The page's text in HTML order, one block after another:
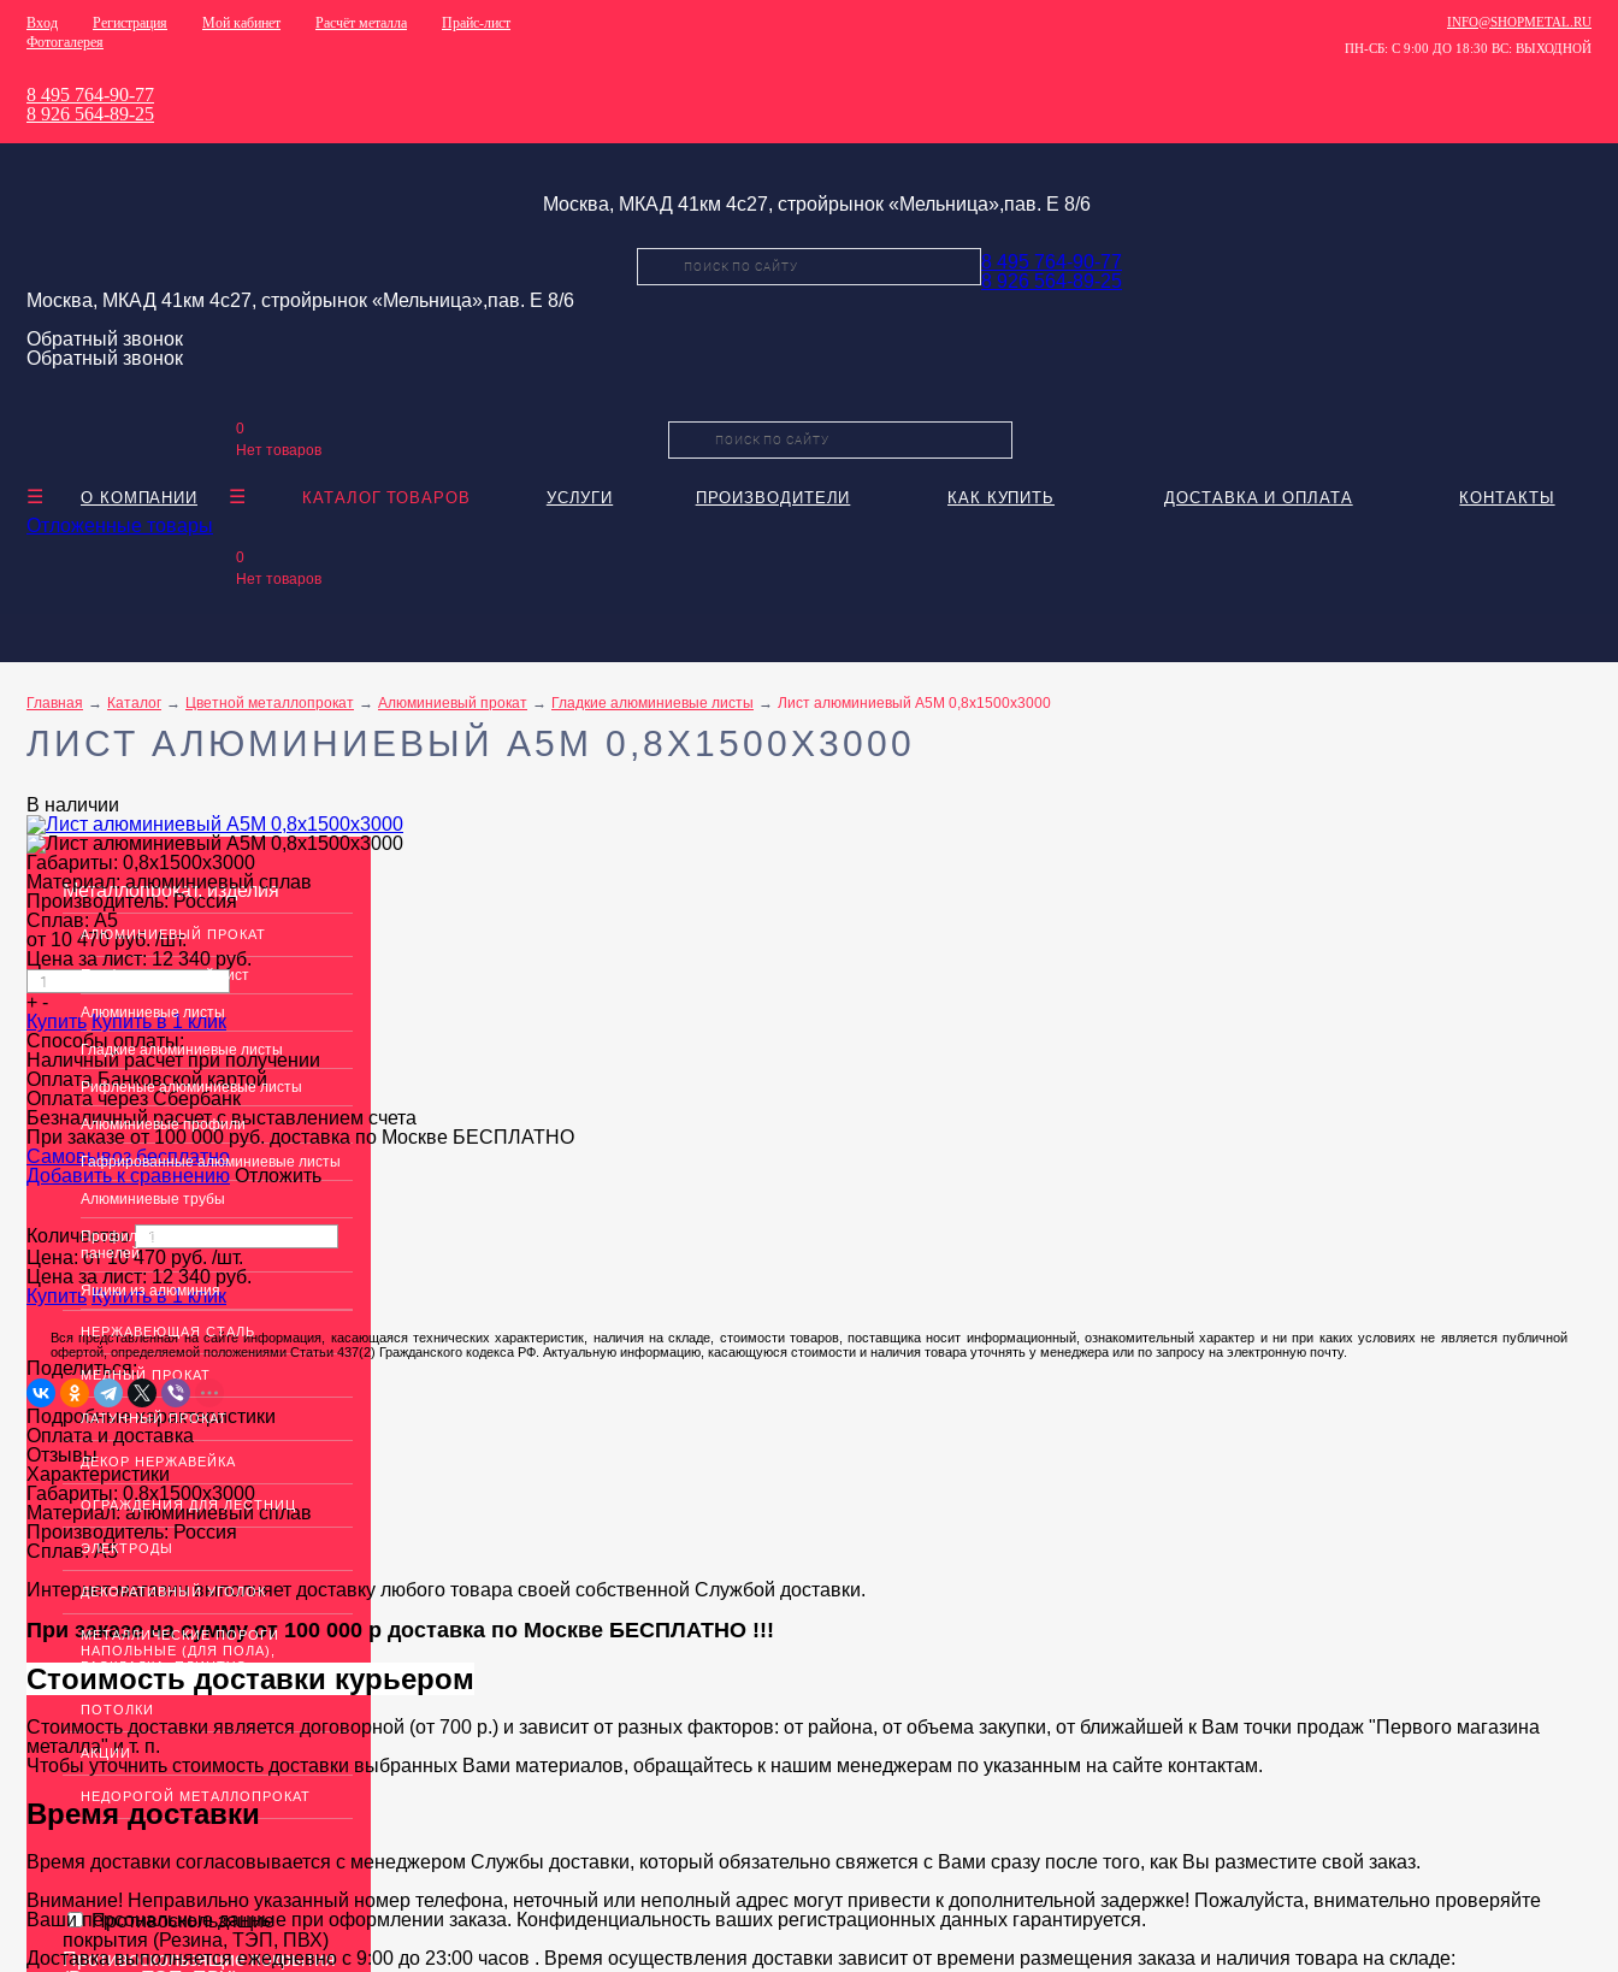
Вход Регистрация Мой кабинет Расчёт металла
Прайс-лист
Фотогалерея
INFO@SHOPMETAL.RU
ПН-СБ: С 9:00 ДО 18:30 ВС: ВЫХОДНОЙ
8 495 764-90-77
8 926 564-89-25
Москва, МКАД 41км 4с27, стройрынок «Мельница»,пав. Е 8/6
8 495 764-90-77
8 926 564-89-25
Москва, МКАД 41км 4с27, стройрынок «Мельница»,пав. Е 8/6
Обратный звонок
Обратный звонок
0
Нет товаров
О КОМПАНИИ КАТАЛОГ ТОВАРОВ УСЛУГИ ПРОИЗВОДИТЕЛИ КАК КУПИТЬ ДОСТАВКА И ОПЛАТА КОНТАКТЫ
Отложенные товары
0
Нет товаров
Главная Каталог Цветной металлопрокат Алюминиевый прокат Гладкие алюминиевые листы Лист алюминиевый А5М 0,8х1500х3000
ЛИСТ АЛЮМИНИЕВЫЙ А5М 0,8Х1500Х3000
Металлопрокат, изделия
АЛЮМИНИЕВЫЙ ПРОКАТ
Перфорированный лист
Алюминиевые листы
Гладкие алюминиевые листы
Рифленые алюминиевые листы
Алюминиевые профили
Гафрированные алюминиевые листы
Алюминиевые трубы
Профиль для гипсокартона, МДФ,
панелей
Ящики из алюминия
НЕРЖАВЕЮЩАЯ СТАЛЬ
МЕДНЫЙ ПРОКАТ
ЛАТУННЫЙ ПРОКАТ
ДЕКОР НЕРЖАВЕЙКА
ОГРАЖДЕНИЯ ДЛЯ ЛЕСТНИЦ
ЭЛЕКТРОДЫ
ДЕКОРАТИВНЫЙ УГОЛОК
МЕТАЛЛИЧЕСКИЕ ПОРОГИ
НАПОЛЬНЫЕ (ДЛЯ ПОЛА),
РАСКЛАДКА, ПЛИНТУС
ПОТОЛКИ
АКЦИИ
НЕДОРОГОЙ МЕТАЛЛОПРОКАТ
Противоскользящие
покрытия (Резина, ТЭП, ПВХ)
Противоскользящие покрытия
В наличии
Габариты: 0,8х1500х3000
Материал:алюминиевый сплав
Производитель:Россия
Сплав:А5
от 10 470руб. /шт.
Цена за лист:12 340руб.
+ -
Купить Купить в 1 клик
Способы оплаты:
Наличный расчет при получении
Оплата Банковской картой
Оплата через Сбербанк
Безналичный расчет с выставлением счета
При заказе от 100 000 руб. доставка по Москве БЕСПЛАТНО
Cамовывоз бесплатно
Добавить к сравнению Отложить
Количество
Цена: от10 470 руб. /шт.
Цена за лист:12 340руб.
Купить Купить в 1 клик
Вся представленная на сайте информация, касающаяся технических характеристик, наличия на складе, стоимости товаров, поставщика носит информационный, ознакомительный характер и ни при каких условиях не является публичной
офертой, определяемой положениями Статьи 437(2) Гражданского кодекса РФ. Актуальную информацию, касающуюся стоимости и наличия товара уточнять у менеджера или по запросу на электронную почту.
Поделиться:
Подробные характеристики
Оплата и доставка
Отзывы
Характеристики
Габариты: 0,8х1500х3000
Материал:алюминиевый сплав
Производитель:Россия
Сплав:А5
Интернет-магазин выполняет доставку любого товара своей собственной Службой доставки.
При заказе на сумму от 100 000 р доставка по Москве БЕСПЛАТНО !!!
Стоимость доставки курьером
Стоимость доставки является договорной (от 700 р.) и зависит от разных факторов: от района, от объема закупки, от ближайшей к Вам точки продаж "Первого магазина
металла" и т. п.
Чтобы уточнить стоимость доставки выбранных Вами материалов, обращайтесь к нашим менеджерам по указанным на сайте контактам.
Время доставки
Время доставки согласовывается с менеджером Службы доставки, который обязательно свяжется с Вами сразу после того, как Вы разместите свой заказ.
Внимание! Неправильно указанный номер телефона, неточный или неполный адрес могут привести к дополнительной задержке! Пожалуйста, внимательно проверяйте
Ваши персональные данные при оформлении заказа. Конфиденциальность ваших регистрационных данных гарантируется.
Доставка выполняется ежедневно с 9:00 до 23:00 часов . Время осуществления доставки зависит от времени размещения заказа и наличия товара на складе: